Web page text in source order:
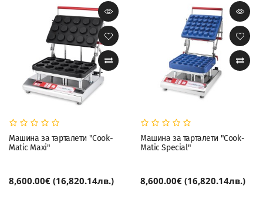
Машина за тарталети "Cook-
Matic Maxi"
8,600.00€ (16,820.14лв.)
Машина за тарталети "Cook-
Matic Special"
8,600.00€ (16,820.14лв.)